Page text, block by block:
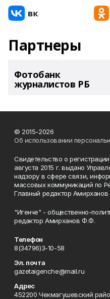
Партнеры
Фотобанк
журналистов РБ
© 2015-2026
Об использовании
Свидетельство о
августа 2015 г. выдано
надзору в сфере связи,
массовых коммуникаций по
Главный редактор
"Игенче" - общественно-
редактор Амирханов Ф.Ф.
Телефон
8(34796)3-10-58
Эл. почта
gazetaigenche@mail.ru
Адрес
452200 Чекмагушевский